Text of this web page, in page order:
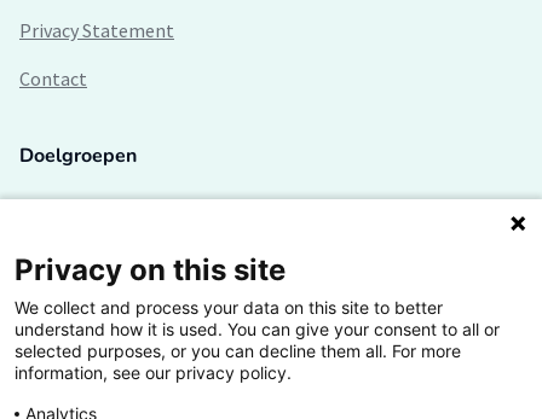
Privacy Statement
Contact
Doelgroepen
Lectoren en onderzoekers
Bedrijven
Hogescholen
Privacy on this site
We collect and process your data on this site to better
understand how it is used. You can give your consent to all or
selected purposes, or you can decline them all. For more
information, see our privacy policy.
Analytics